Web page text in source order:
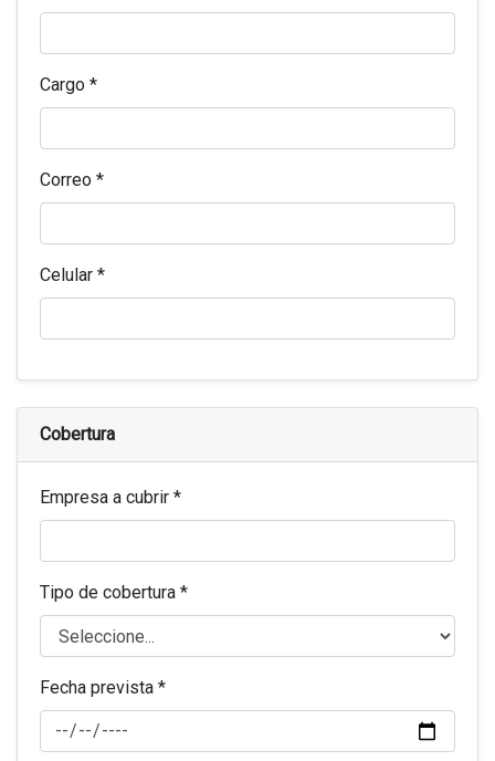
Cargo *
Correo *
Celular *
Cobertura
Empresa a cubrir *
Tipo de cobertura *
Fecha prevista *